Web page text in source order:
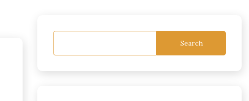
Search